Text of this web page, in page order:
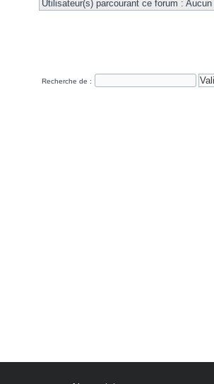
Utilisateur(s) parcourant ce forum :
Recherche de :